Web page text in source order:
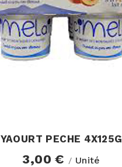
YAOURT PECHE 4X125G
3,00 € / Unité